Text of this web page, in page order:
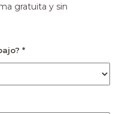
gratuita y sin
*